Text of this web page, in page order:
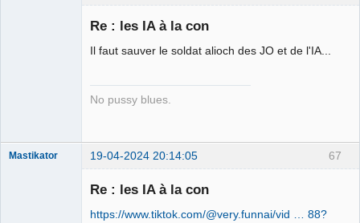
Re : les IA à la con
Il faut sauver le soldat alioch des JO et de l'IA...
No pussy blues.
67
Mastikator 19-04-2024 20:14:05
Re : les IA à la con
https://www.tiktok.com/@very.funnai/vid … 88?